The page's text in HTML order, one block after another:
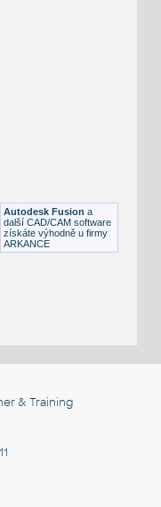
Autodesk Fusion a
další CAD/CAM software
získáte výhodně u firmy
ARKANCE
& Training